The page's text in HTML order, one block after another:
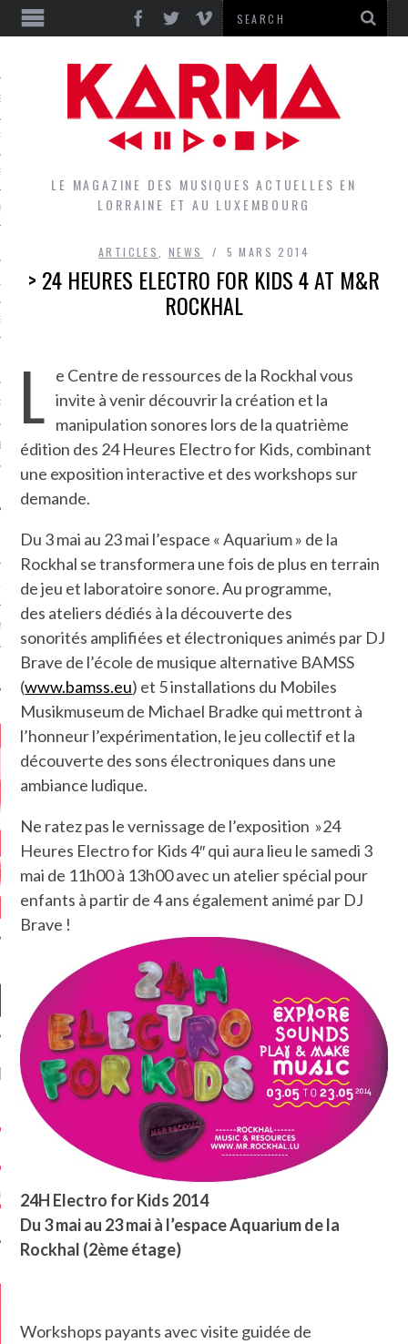
GROUPES DU LOCAL
CRITIQUES
7.6
REV...
5.4
CLAN – A BE...
6.8
– HEL...
LE MAGAZINE DES MUSIQUES ACTUELLES EN
LORRAINE ET AU LUXEMBOURG
ARTICLES ,NEWS 5 MARS 2014
> 24 HEURES ELECTRO FOR KIDS 4 AT M&R
ROCKHAL
L e Centre de ressources de la Rockhal vous
invite à venir découvrir la création et la
manipulation sonores lors de la quatrième
édition des 24 Heures Electro for Kids, combinant
une exposition interactive et des workshops sur
demande.
Du 3 mai au 23 mai l’espace « Aquarium » de la
Rockhal se transformera une fois de plus en terrain
de jeu et laboratoire sonore. Au programme,
des ateliers dédiés à la découverte des
sonorités amplifiées et électroniques animés par DJ
Brave de l’école de musique alternative BAMSS
(www.bamss.eu) et 5 installations du Mobiles
Musikmuseum de Michael Bradke qui mettront à
l’honneur l’expérimentation, le jeu collectif et la
découverte des sons électroniques dans une
ambiance ludique.
Ne ratez pas le vernissage de l’exposition »24
Heures Electro for Kids 4″ qui aura lieu le samedi 3
mai de 11h00 à 13h00 avec un atelier spécial pour
enfants à partir de 4 ans également animé par DJ
Brave !
24H Electro for Kids 2014
Du 3 mai au 23 mai à l’espace Aquarium de la
Rockhal (2ème étage)
Workshops payants avec visite guidée de